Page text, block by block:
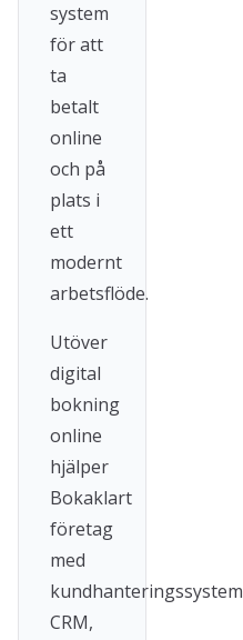
system
för att
ta
betalt
online
och på
plats i
ett
modernt
arbetsflöde.
Utöver
digital
bokning
online
hjälper
Bokaklart
företag
med
kundhanteringssystem
CRM,